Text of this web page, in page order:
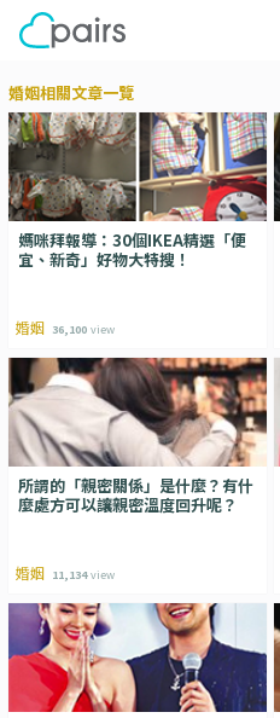
婚姻相關文章一覽
媽咪拜報導：30個IKEA精選「便
宜、新奇」好物大特搜！
婚姻 36,100 view
所謂的「親密關係」是什麼？有什
麼處方可以讓親密溫度回升呢？
婚姻 11,134 view